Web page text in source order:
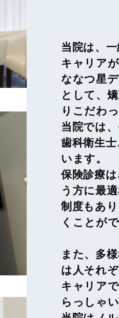
当院は、
キャリア
ななつ星
として、
りこだわ
当院では
歯科衛生
います。
保険診療
う方に最
制度もあ
くことが
また、多
は人それぞ
キャリア
らっしゃい